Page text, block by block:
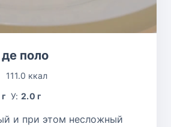
поло
111.0 ккал
У:2.0 г
и при этом несложный